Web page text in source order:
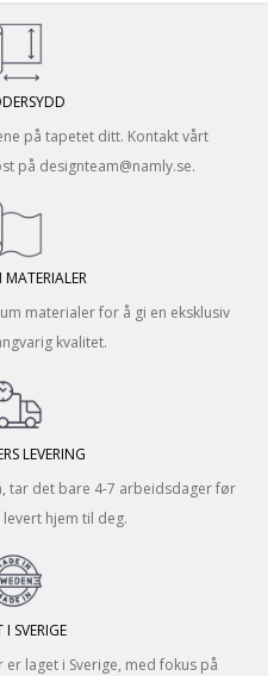
på tapetet ditt. Kontakt vårt
på designteam@namly.se.
MATERIALER
materialer for å gi en eksklusiv
kvalitet.
LEVERING
tar det bare 4-7 arbeidsdager før
hjem til deg.
I SVERIGE
laget i Sverige, med fokus på